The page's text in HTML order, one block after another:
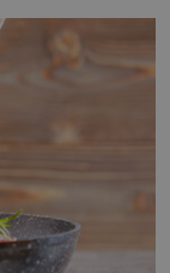
milenku,